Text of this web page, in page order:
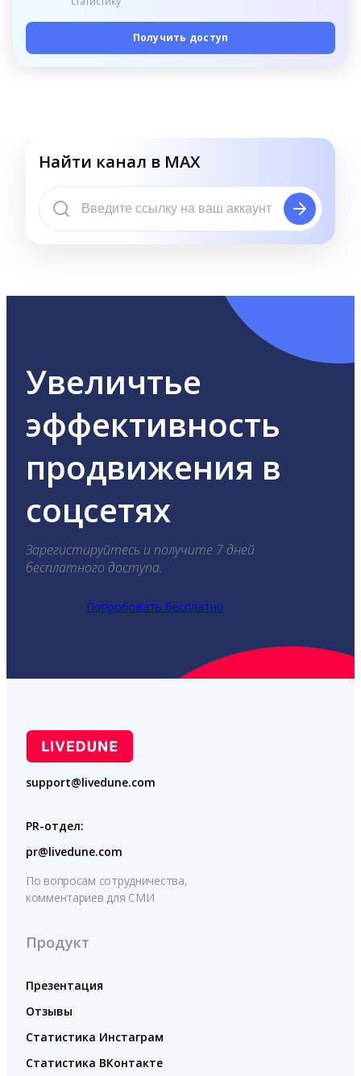
Получить доступ
Найти канал в MAX
Увеличтье
эффективность
продвижения в
соцсетях
Зарегистируйтесь и получите 7 дней
бесплатного доступа.
Попробовать бесплатно
support@livedune.com
PR-отдел:
pr@livedune.com
По вопросам сотрудничества,
комментариев для СМИ
Продукт
Презентация
Отзывы
Статистика Инстаграм
Статистика ВКонтакте